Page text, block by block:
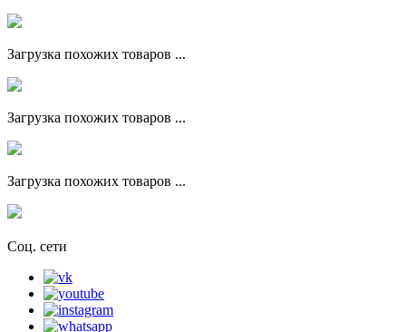
Загрузка похожих товаров ...
Загрузка похожих товаров ...
Загрузка похожих товаров ...
Соц. сети